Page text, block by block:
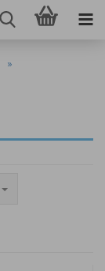
»